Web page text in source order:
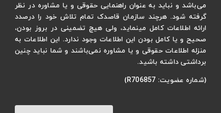
می‌باشد و نباید به عنوان راهنمایی حقوقی و یا مشاوره در نظر
گرفته شود. هرچند سازمان قاصدک تمام تلاش خود را درصدد
ارائه اطلاعات کامل مینماید، ولی هیچ تضمینی در بروز بودن،
صحیح و یا کامل بودن این اطلاعات وجود ندارد. این اطلاعات به
منزله اطلاعات حقوقی و یا مشاوره نمی‌باشند و شما نباید چنین
برداشتی داشته باشید.
(شماره عضویت: R706857)